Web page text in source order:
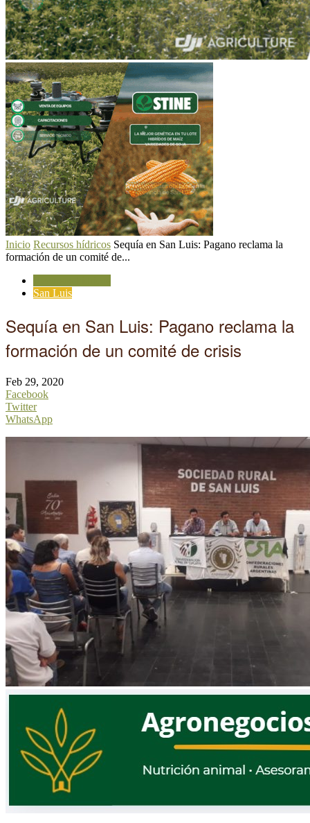
Inicio Recursos hídricos Sequía en San Luis: Pagano reclama la
formación de un comité de...
San Luis
Sequía en San Luis: Pagano reclama la
formación de un comité de crisis
Feb 29, 2020
Facebook
Twitter
WhatsApp